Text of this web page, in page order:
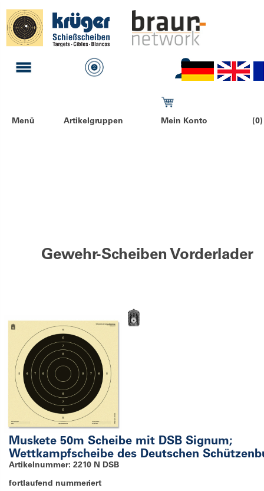
Menü Artikelgruppen Mein Konto
Gewehr-Scheiben Vorderlader
Muskete 50m Scheibe mit DSB Signum;
Wettkampfscheibe des Deutschen
Artikelnummer: 2210 N DSB
fortlaufend nummeriert